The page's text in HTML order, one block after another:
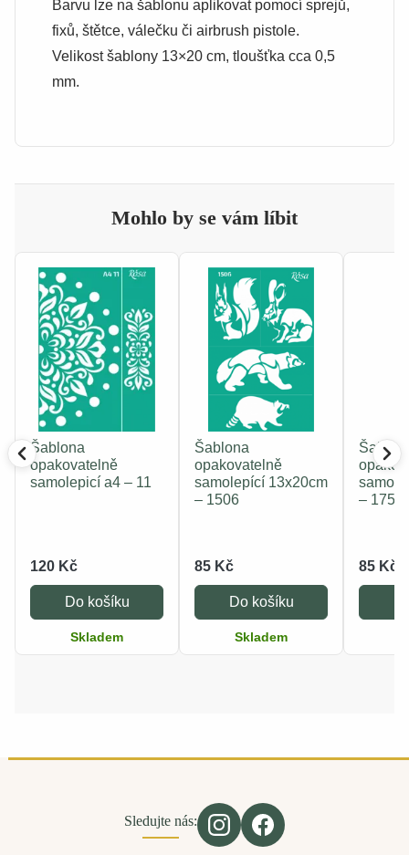
Barvu lze na šablonu aplikovat pomocí sprejů,
fixů, štětce, válečku či airbrush pistole.
Velikost šablony 13×20 cm, tloušťka cca 0,5
mm.
Mohlo by se vám líbit
Šablona
opakovatelně
samolepicí a4 – 11
120 Kč
Do košíku
Skladem
Šablona
opakovatelně
samolepící 13x20cm
– 1506
85 Kč
Do košíku
Skladem
– 1751
85 Kč
Sledujte nás: